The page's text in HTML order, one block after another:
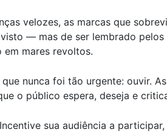
velozes, as marcas que
— mas de ser lembrado
em mares revoltos.
nunca foi tão urgente: ouvir.
o público espera, deseja e
sua audiência a